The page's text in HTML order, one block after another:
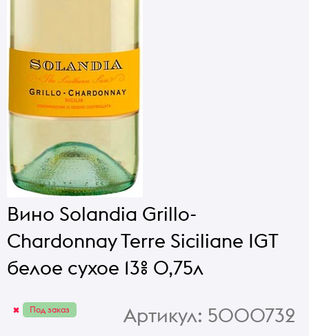
Вино Solandia Grillo-
Chardonnay Terre Siciliane IGT
белое сухое 13% 0,75л
Под заказ Артикул: 5000732